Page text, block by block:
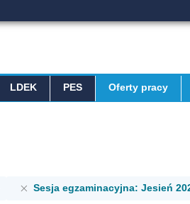
LDEK PES Oferty pracy
Sesja egzaminacyjna: Jesień